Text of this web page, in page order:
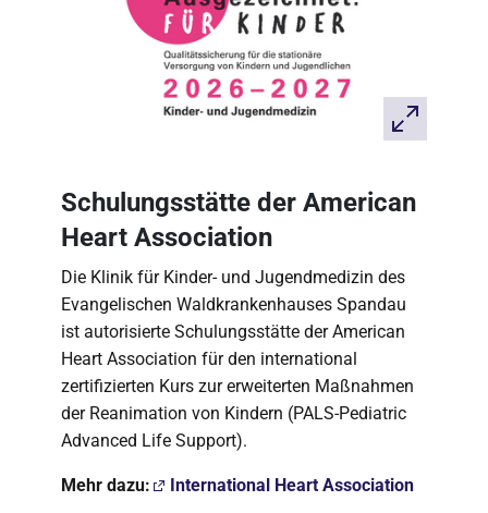
Schulungsstätte der American
Heart Association
Die Klinik für Kinder- und Jugendmedizin des
Evangelischen Waldkrankenhauses Spandau
ist autorisierte Schulungsstätte der American
Heart Association für den international
zertifizierten Kurs zur erweiterten Maßnahmen
der Reanimation von Kindern (PALS-Pediatric
Advanced Life Support).
Mehr dazu: International Heart Association